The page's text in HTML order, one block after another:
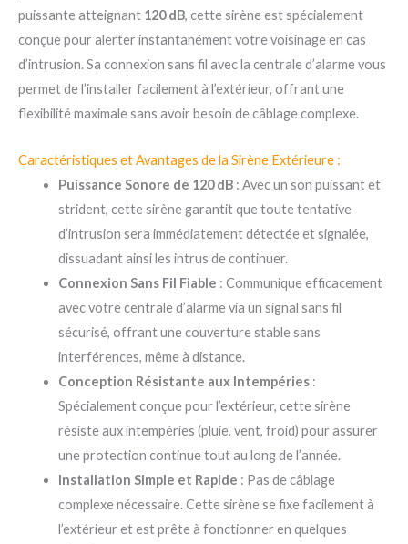
puissante atteignant 120 dB, cette sirène est spécialement
conçue pour alerter instantanément votre voisinage en cas
d’intrusion. Sa connexion sans fil avec la centrale d’alarme vous
permet de l’installer facilement à l’extérieur, offrant une
flexibilité maximale sans avoir besoin de câblage complexe.
Caractéristiques et Avantages de la Sirène Extérieure :
Puissance Sonore de 120 dB: Avec un son puissant et
strident, cette sirène garantit que toute tentative
d’intrusion sera immédiatement détectée et signalée,
dissuadant ainsi les intrus de continuer.
Connexion Sans Fil Fiable : Communique efficacement
avec votre centrale d’alarme via un signal sans fil
sécurisé, offrant une couverture stable sans
interférences, même à distance.
Conception Résistante aux Intempéries:
Spécialement conçue pour l’extérieur, cette sirène
résiste aux intempéries (pluie, vent, froid) pour assurer
une protection continue tout au long de l’année.
Installation Simple et Rapide : Pas de câblage
complexe nécessaire. Cette sirène se fixe facilement à
l’extérieur et est prête à fonctionner en quelques